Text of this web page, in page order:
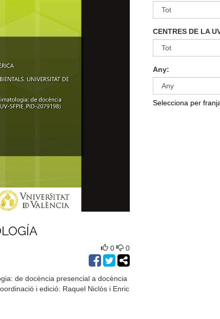
0 0
de docència presencial a docència
i edició: Raquel Niclòs i Enric
CENTRES DE LA
Any:
Selecciona per